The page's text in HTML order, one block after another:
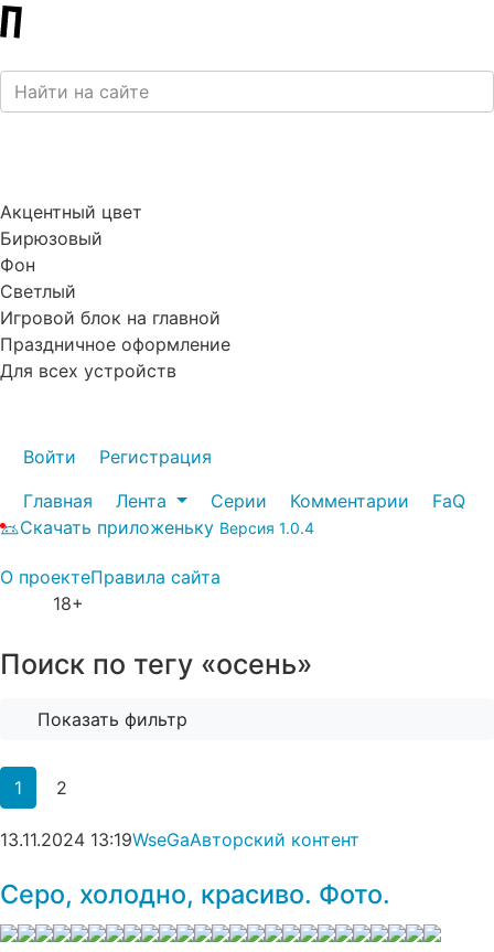
Акцентный цвет
Бирюзовый
Фон
Светлый
Игровой блок на главной
Праздничное оформление
Для всех устройств
Войти
Регистрация
Главная
Лента Серии Комментарии
FaQ
Скачать приложеньку Версия 1.0.4
О проектеПравила сайта
18+
Поиск по тегу «осень»
Показать фильтр
1 2
13.11.2024 13:19WseGaАвторский контент
Серо, холодно, красиво. Фото.